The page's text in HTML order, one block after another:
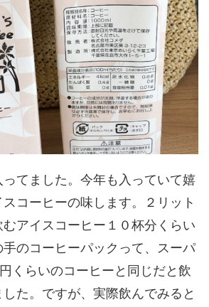
てました。今年も入っていて嬉
コーヒーの味します。２リット
アイスコーヒー１０杯分くらい
のコーヒーパックって、スーパ
くらいのコーヒーと同じだと飲
た。ですが、実際飲んでみると